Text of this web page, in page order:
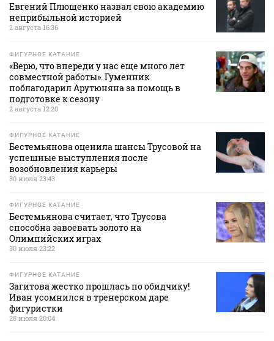
Евгений Плющенко назвал свою академию
неприбыльной историей
2 августа 16:36
ФИГУРНОЕ КАТАНИЕ
«Верю, что впереди у нас еще много лет
совместной работы». Гуменник
поблагодарил Арутюняна за помощь в
подготовке к сезону
2 августа 12:20
ФИГУРНОЕ КАТАНИЕ
Бестемьянова оценила шансы Трусовой на
успешные выступления после
возобновления карьеры
30 июля 23:43
ФИГУРНОЕ КАТАНИЕ
Бестемьянова считает, что Трусова
способна завоевать золото на
Олимпийских играх
30 июля 23:22
ФИГУРНОЕ КАТАНИЕ
Загитова жестко прошлась по обидчику!
Иван усомнился в тренерском даре
фигуристки
28 июля 20:04